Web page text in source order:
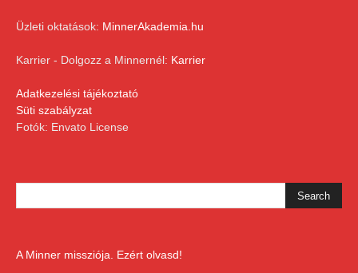
Üzleti oktatások: MinnerAkademia.hu
Karrier - Dolgozz a Minnernél: Karrier
Adatkezelési tájékoztató
Süti szabályzat
Fotók: Envato License
A Minner missziója. Ezért olvasd!